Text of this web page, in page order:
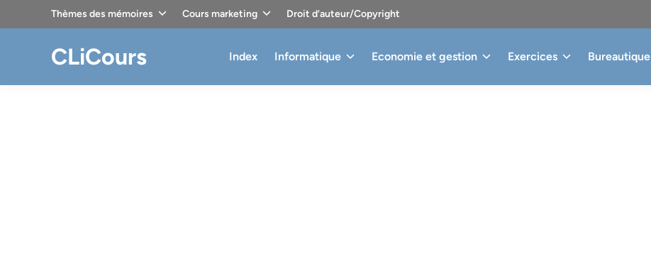
Thèmes des mémoires Cours marketing Droit d’auteur/Copyright
CLiCours Index Informatique Economie et gestion Exercices Bureautique